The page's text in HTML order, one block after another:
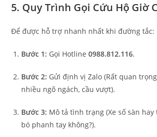
5. Quy Trình Gọi Cứu Hộ Giờ
Để được hỗ trợ nhanh nhất khi đường tắc:
Bước 1: Gọi Hotline0988.812.116.
Bước 2: Gửi định vị Zalo (Rất quan
nhiều ngõ ngách, cầu vượt).
Bước 3: Mô tả tình trạng (Xe số sàn hay
bó phanh tay không?).